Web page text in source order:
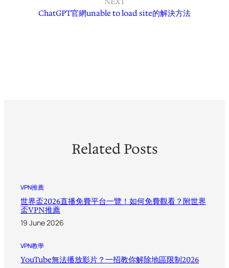
ChatGPT官網unable to load site的解決方法
Related Posts
VPN推薦
世界盃2026直播免費平台一覽！如何免費觀看？附世界
盃VPN推薦
19 June 2026
VPN教學
YouTube無法播放影片？一招教你解除地區限制2026